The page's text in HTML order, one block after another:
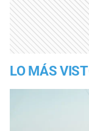
LO MÁS